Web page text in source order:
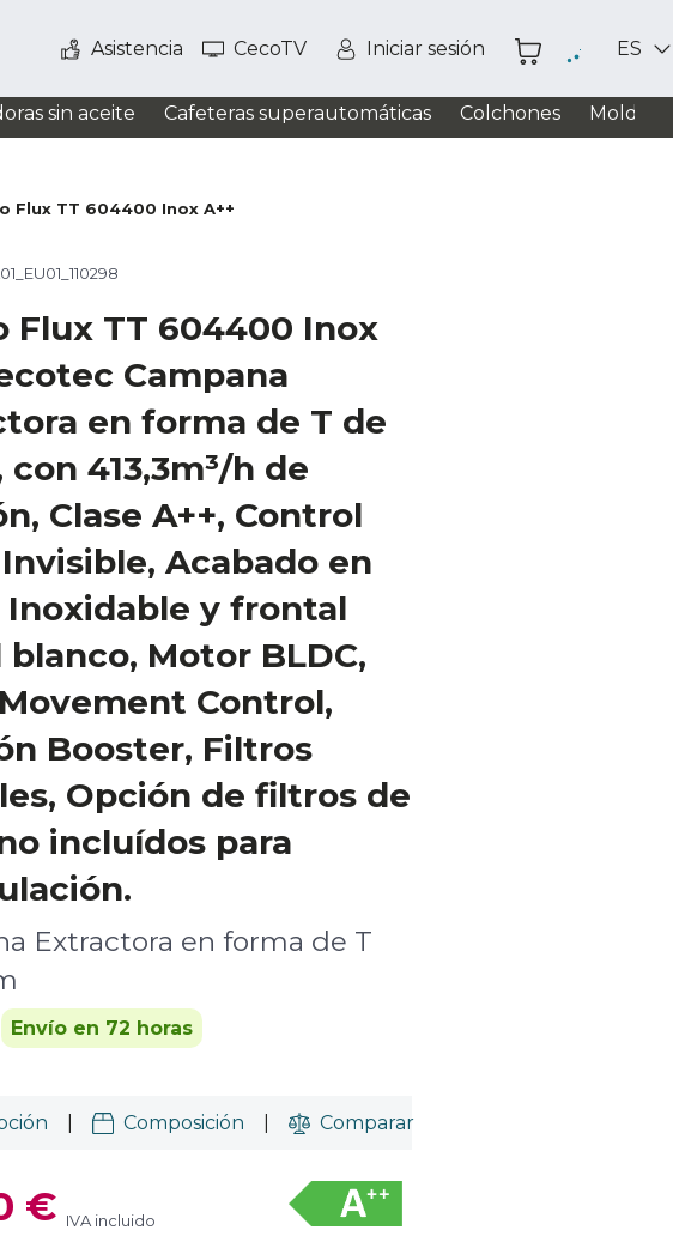
Asistencia CecoTV Iniciar sesión ES
sin aceite Cafeteras superautomáticas Colchones
Flux TT 604400 Inox A++
Flux TT 604400 Inox
Campana
en forma de T de
413,3m³/h de
Clase A++, Control
Acabado en
Inoxidable y frontal
Motor BLDC,
Control,
Booster, Filtros
Opción de filtros de
incluídos para
Extractora en forma de T
Envío en 72 horas
Composición Comparar
€ IVA incluido